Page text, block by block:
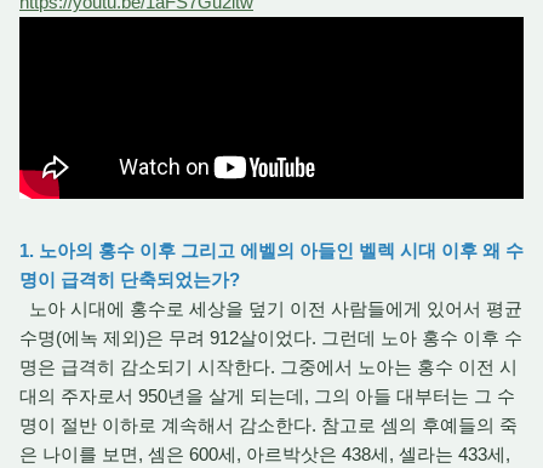
1. 노아의 홍수 이후 그리고 에벨의 아들인 벨렉 시대 이후 왜 수
명이 급격히 단축되었는가?
노아 시대에 홍수로 세상을 덮기 이전 사람들에게 있어서 평균
수명(에녹 제외)은 무려 912살이었다. 그런데 노아 홍수 이후 수
명은 급격히 감소되기 시작한다. 그중에서 노아는 홍수 이전 시
대의 주자로서 950년을 살게 되는데, 그의 아들 대부터는 그 수
명이 절반 이하로 계속해서 감소한다. 참고로 셈의 후예들의 죽
은 나이를 보면, 셈은 600세, 아르박삿은 438세, 셀라는 433세,